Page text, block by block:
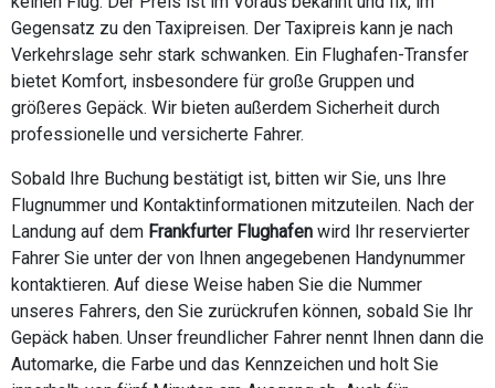
Gegensatz zu den Taxipreisen. Der Taxipreis kann je nach
Verkehrslage sehr stark schwanken. Ein Flughafen-Transfer
bietet Komfort, insbesondere für große Gruppen und
größeres Gepäck. Wir bieten außerdem Sicherheit durch
professionelle und versicherte Fahrer.
Sobald Ihre Buchung bestätigt ist, bitten wir Sie, uns Ihre
Flugnummer und Kontaktinformationen mitzuteilen. Nach der
Landung auf dem Frankfurter Flughafen wird Ihr reservierter
Fahrer Sie unter der von Ihnen angegebenen Handynummer
kontaktieren. Auf diese Weise haben Sie die Nummer
unseres Fahrers, den Sie zurückrufen können, sobald Sie Ihr
Gepäck haben. Unser freundlicher Fahrer nennt Ihnen dann die
Automarke, die Farbe und das Kennzeichen und holt Sie